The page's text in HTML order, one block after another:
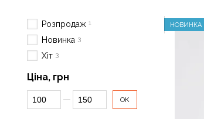
НОВИНКА
Розпродаж 1
Новинка 3
Хіт 3
Ціна, грн
Від Ціна, грн
До Ціна, грн ОК